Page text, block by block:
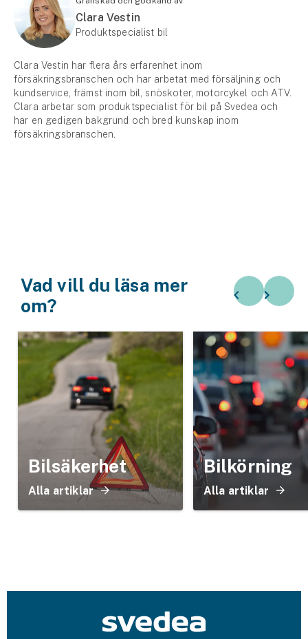
Clara Vestin
Produktspecialist bil
Clara Vestin har flera års erfarenhet inom
försäkringsbranschen och har arbetat med försäljning och
kundservice, främst inom bil, snöskoter, motorcykel och ATV.
Clara arbetar som produktspecialist för bil på Svedea och
har en gedigen bakgrund och bred kunskap inom
försäkringsbranschen.
Vad vill du läsa mer
om?
Bilsäkerhet
Alla artiklar
Bilkörning
Alla artiklar